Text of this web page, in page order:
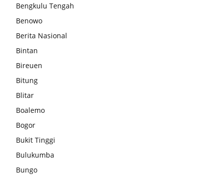
Bengkulu Tengah
Benowo
Berita Nasional
Bintan
Bireuen
Bitung
Blitar
Boalemo
Bogor
Bukit Tinggi
Bulukumba
Bungo